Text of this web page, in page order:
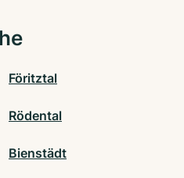
Föritztal
Rödental
Bienstädt